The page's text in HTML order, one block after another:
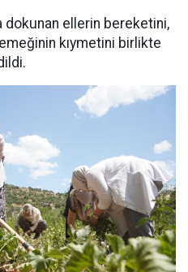
dokunan ellerin bereketini,
kıymetini birlikte